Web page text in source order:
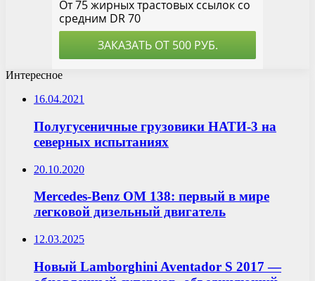
Интересное
16.04.2021
Полугусеничные грузовики НАТИ-3 на
северных испытаниях
20.10.2020
Mercedes-Benz OM 138: первый в мире
легковой дизельный двигатель
12.03.2025
Новый Lamborghini Aventador S 2017 —